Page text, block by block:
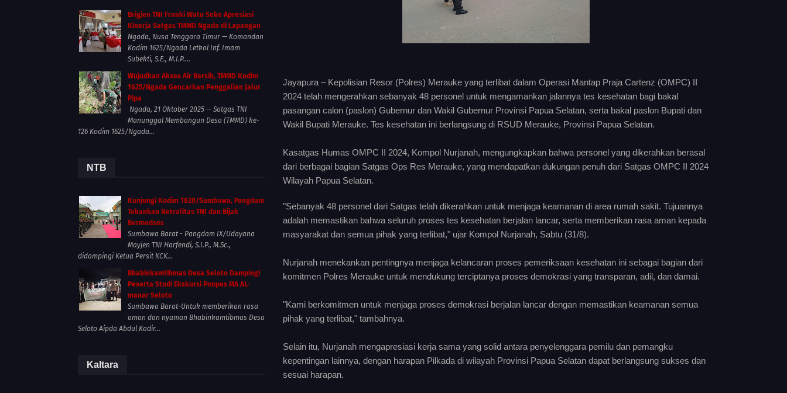
Jayapura – Kepolisian Resor (Polres) Merauke yang terlibat dalam Operasi Mantap Praja Cartenz (OMPC) II
2024 telah mengerahkan sebanyak 48 personel untuk mengamankan jalannya tes kesehatan bagi bakal
pasangan calon (paslon) Gubernur dan Wakil Gubernur Provinsi Papua Selatan, serta bakal paslon Bupati dan
Wakil Bupati Merauke. Tes kesehatan ini berlangsung di RSUD Merauke, Provinsi Papua Selatan.
Kasatgas Humas OMPC II 2024, Kompol Nurjanah, mengungkapkan bahwa personel yang dikerahkan berasal
dari berbagai bagian Satgas Ops Res Merauke, yang mendapatkan dukungan penuh dari Satgas OMPC II 2024
Wilayah Papua Selatan.
"Sebanyak 48 personel dari Satgas telah dikerahkan untuk menjaga keamanan di area rumah sakit. Tujuannya
adalah memastikan bahwa seluruh proses tes kesehatan berjalan lancar, serta memberikan rasa aman kepada
masyarakat dan semua pihak yang terlibat," ujar Kompol Nurjanah, Sabtu (31/8).
Nurjanah menekankan pentingnya menjaga kelancaran proses pemeriksaan kesehatan ini sebagai bagian dari
komitmen Polres Merauke untuk mendukung terciptanya proses demokrasi yang transparan, adil, dan damai.
"Kami berkomitmen untuk menjaga proses demokrasi berjalan lancar dengan memastikan keamanan semua
pihak yang terlibat," tambahnya.
Selain itu, Nurjanah mengapresiasi kerja sama yang solid antara penyelenggara pemilu dan pemangku
kepentingan lainnya, dengan harapan Pilkada di wilayah Provinsi Papua Selatan dapat berlangsung sukses dan
sesuai harapan.
Brigjen TNI Franki Watu Seke Apresiasi
Kinerja Satgas TMMD Ngada di Lapangan
Ngada, Nusa Tenggara Timur — Komandan
Kodim 1625/Ngada Letkol Inf. Imam
Subekti, S.E., M.I.P....
Wujudkan Akses Air Bersih, TMMD Kodim
1625/Ngada Gencarkan Penggalian Jalur
Pipa
Ngada, 21 Oktober 2025 — Satgas TNI
Manunggal Membangun Desa (TMMD) ke-
126 Kodim 1625/Ngada...
NTB
Kunjungi Kodim 1628/Sumbawa, Pangdam
Tekankan Netralitas TNI dan Bijak
Bermedsos
Sumbawa Barat - Pangdam IX/Udayana
Mayjen TNI Harfendi, S.I.P., M.Sc.,
didampingi Ketua Persit KCK...
Bhabinkamtibmas Desa Seloto Dampingi
Peserta Studi Ekskursi Ponpes MA AL-
manar Seloto
Sumbawa Barat-Untuk memberikan rasa
aman dan nyaman Bhabinkamtibmas Desa
Seloto Aipda Abdul Kadir...
Kaltara